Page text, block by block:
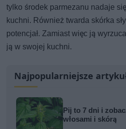
tylko środek parmezanu nadaje
kuchni. Również twarda skórka
potencjał. Zamiast więc ją
ją w swojej kuchni.
Najpopularniejsze
Pij to 7 dni i
włosami i skórą